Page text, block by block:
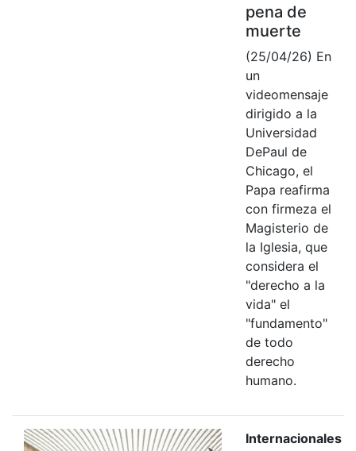
pena de
muerte
(25/04/26) En
un
videomensaje
dirigido a la
Universidad
DePaul de
Chicago, el
Papa reafirma
con firmeza el
Magisterio de
la Iglesia, que
considera el
"derecho a la
vida" el
"fundamento"
de todo
derecho
humano.
Internacionales